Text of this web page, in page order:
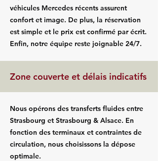
véhicules Mercedes récents assurent
confort et image. De plus, la réservation
est simple et le prix est confirmé par écrit.
Enfin, notre équipe reste joignable 24/7.
Zone couverte et délais indicatifs
Nous opérons des transferts fluides entre
Strasbourg et Strasbourg & Alsace. En
fonction des terminaux et contraintes de
circulation, nous choisissons la dépose
optimale.